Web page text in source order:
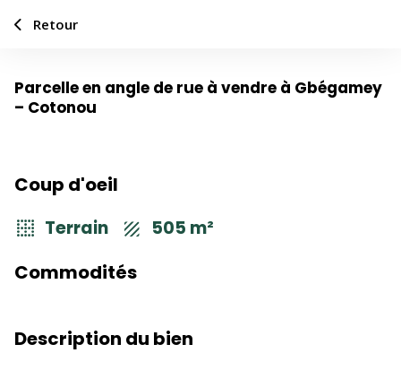
Ajouter aux favoris Partager
Parcelle en angle de rue à vendre à Gbégamey
– Cotonou
Coup d'oeil
Terrain 505 m²
Commodités
Description du bien
Retour